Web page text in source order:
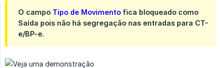
O campo Tipo de Movimento fica bloqueado como
Saída pois não há segregação nas entradas para CT-
e/BP-e.